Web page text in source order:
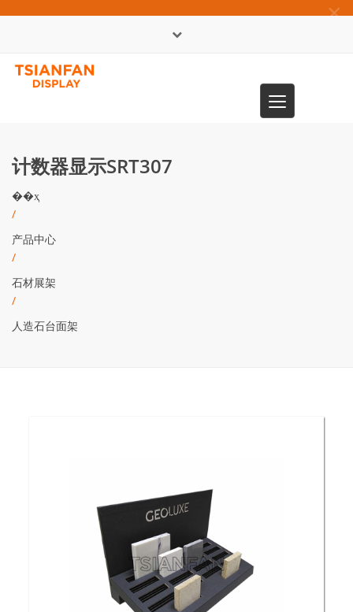
×
Toggle
navigation
计数器显示SRT307
��ҳ
/
产品中心
/
石材展架
/
人造石台面架